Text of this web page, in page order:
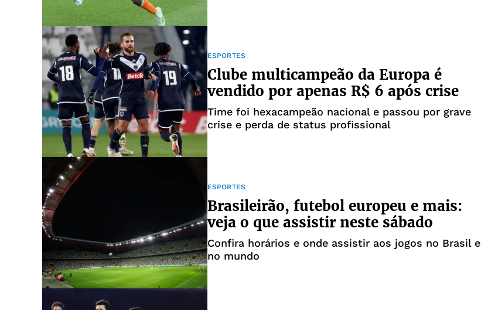
ESPORTES
Clube multicampeão da Europa é
vendido por apenas R$ 6 após crise
Time foi hexacampeão nacional e passou por grave
crise e perda de status profissional
ESPORTES
Brasileirão, futebol europeu e mais:
veja o que assistir neste sábado
Confira horários e onde assistir aos jogos no Brasil e
no mundo